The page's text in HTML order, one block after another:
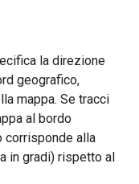
la direzione
geografico,
mappa. Se tracci
al bordo
corrisponde alla
in gradi) rispetto al